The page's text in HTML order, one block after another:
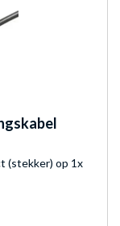
(stekker) op 1x